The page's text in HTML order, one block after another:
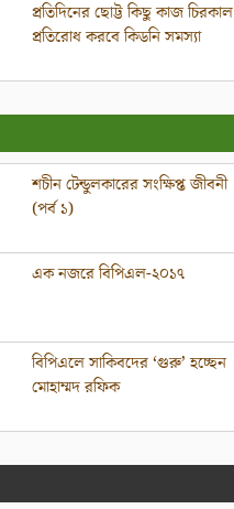
প্রতিদিনের ছোট্ট কিছু কাজ চিরকাল
প্রতিরোধ করবে কিডনি সমস্যা
শচীন টেন্ডুলকারের সংক্ষিপ্ত জীবনী
(পর্ব ১)
এক নজরে বিপিএল-২০১৭
বিপিএলে সাকিবদের ‘গুরু’ হচ্ছেন
মোহাম্মদ রফিক